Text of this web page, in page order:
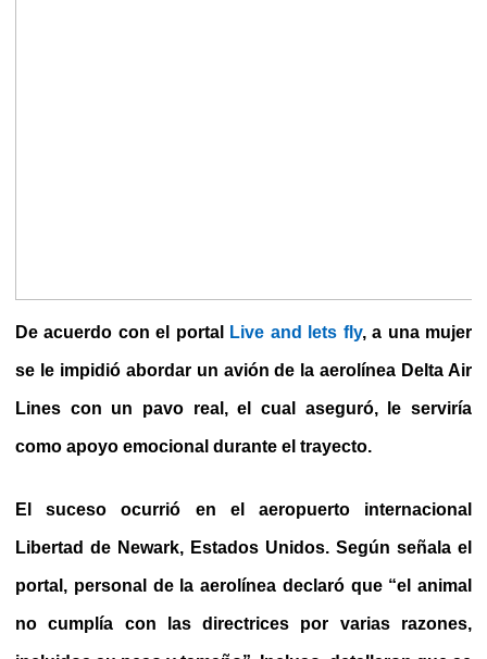
De acuerdo con el portal Live and lets fly, a una mujer
se le impidió abordar un avión de la aerolínea Delta Air
Lines con un pavo real, el cual aseguró, le serviría
como apoyo emocional durante el trayecto.
El suceso ocurrió en el aeropuerto internacional
Libertad de Newark, Estados Unidos. Según señala el
portal, personal de la aerolínea declaró que “el animal
no cumplía con las directrices por varias razones,